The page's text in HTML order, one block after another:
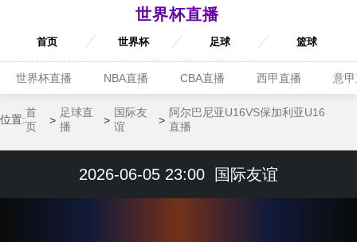
世界杯直播
首页 世界杯 足球 篮球
世界杯直播 NBA直播 CBA直播 西甲直播 意
位置:
首
页
足球直
播
国际友
谊
阿尔巴尼亚U16VS保加利亚U16
直播
2026-06-05 23:00 国际友谊